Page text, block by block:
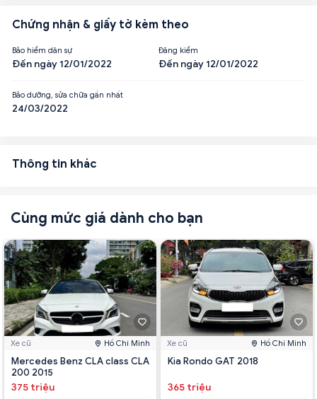
Chứng nhận & giấy tờ kèm theo
Bảo hiểm dân sự
Đến ngày 12/01/2022
Đăng kiểm
Đến ngày 12/01/2022
Bảo dưỡng, sửa chữa gần nhất
24/03/2022
Thông tin khác
Cùng mức giá dành cho bạn
Xe cũ Hồ Chí Minh
Mercedes Benz CLA class CLA
200 2015
375 triệu
Xe cũ Hồ Chí Minh
Kia Rondo GAT 2018
365 triệu